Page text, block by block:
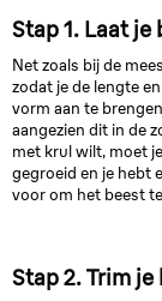
Stap 1. Laat
Net zoals bij de
zodat je de lengte
vorm aan te
aangezien dit in de
met krul wilt, moet
gegroeid en je hebt
voor om het beest
Stap 2. Trim